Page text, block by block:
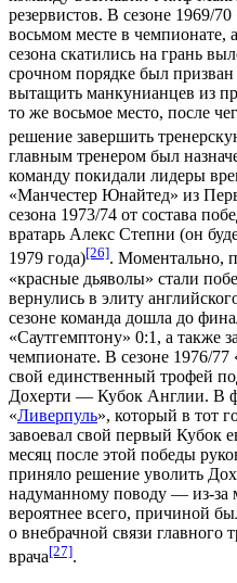
резервистов. В сезоне 1969/
восьмом месте в чемпионате,
сезона скатились на грань
срочном порядке был
вытащить манкунианцев из
то же восьмое место, после
решение завершить
главным тренером был
команду покидали лидеры
«Манчестер Юнайтед» из
сезона 1973/74 от состава
вратарь Алекс Степни (он
1979 года)[26]. Моментально,
«красные дьяволы» стали
вернулись в элиту
сезоне команда дошла до
«Саутгемптону» 0:1, а также
чемпионате. В сезоне 1976/77
свой единственный трофей
Дохерти — Кубок Англии. В
«Ливерпуль», который в тот
завоевал свой первый Кубок
месяц после этой победы
приняло решение уволить
надуманному поводу — из-за
вероятнее всего, причиной
о внебрачной связи главного
врача[27].